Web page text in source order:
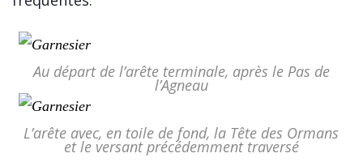
Au départ de l’arête terminale, après le Pas de
l’Agneau
L’arête avec, en toile de fond, la Tête des Ormans
et le versant précédemment traversé